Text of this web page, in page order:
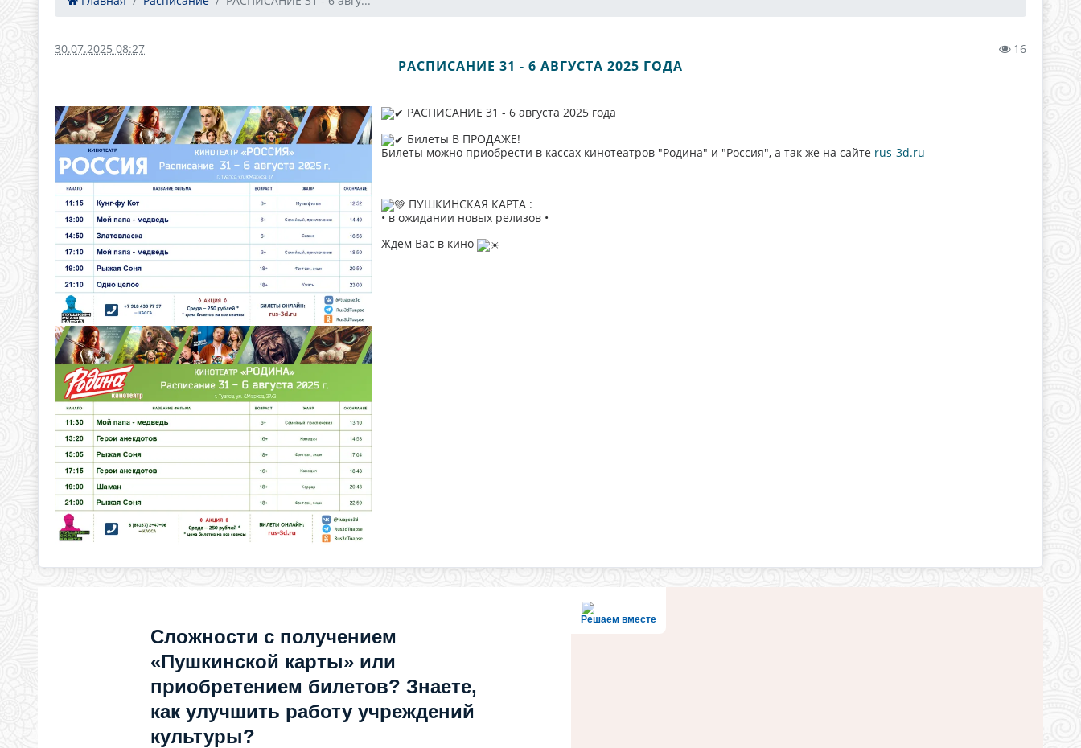
30.07.2025 08:27 16
РАСПИСАНИЕ 31 - 6 АВГУСТА 2025 ГОДА
РАСПИСАНИЕ 31 - 6 августа 2025 года
Билеты В ПРОДАЖЕ!
Билеты можно приобрести в кассах кинотеатров "Родина" и "Россия", а так же на сайте rus-3d.ru
ПУШКИНСКАЯ КАРТА :
• в ожидании новых релизов •
Ждем Вас в кино
Решаем вместе
Сложности с получением
«Пушкинской карты» или
приобретением билетов? Знаете,
как улучшить работу учреждений
культуры?